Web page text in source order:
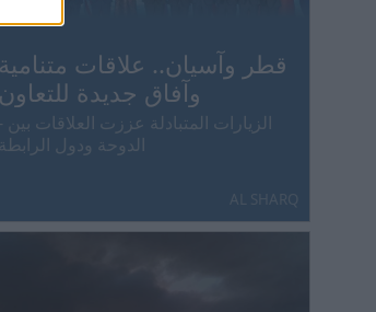
قطر وآسيان.. علاقات متنامية
وآفاق جديدة للتعاون
- الزيارات المتبادلة عززت العلاقات بين
AL SHARQ